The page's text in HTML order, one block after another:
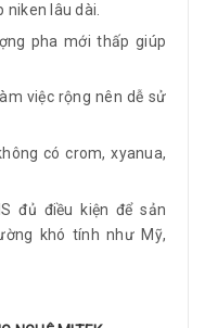
lâu dài.
pha mới thấp giúp
việc rộng nên dễ sử
có crom, xyanua,
đủ điều kiện để sản
khó tính như Mỹ,